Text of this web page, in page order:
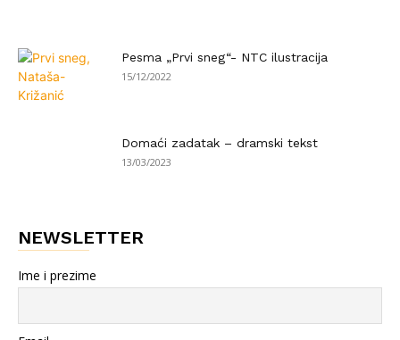
Pesma „Prvi sneg“- NTC ilustracija
15/12/2022
Domaći zadatak – dramski tekst
13/03/2023
NEWSLETTER
Ime i prezime